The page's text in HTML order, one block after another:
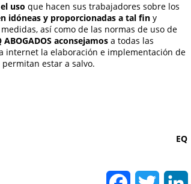
uso que hacen sus trabajadores sobre los
idóneas y proporcionadas a tal fin y
así como de las normas de uso de
ABOGADOS aconsejamos a todas las
internet la elaboración e implementación de
estar a salvo.
EQ